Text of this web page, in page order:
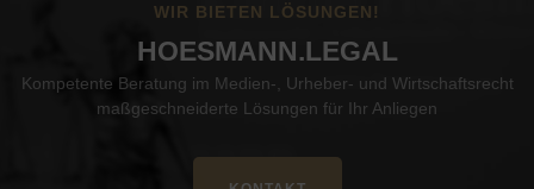
WIR BIETEN LÖSUNGEN!
HOESMANN.LEGAL
Kompetente Beratung im Medien-, Urheber- und Wirtschaftsrecht
maßgeschneiderte Lösungen für Ihr Anliegen